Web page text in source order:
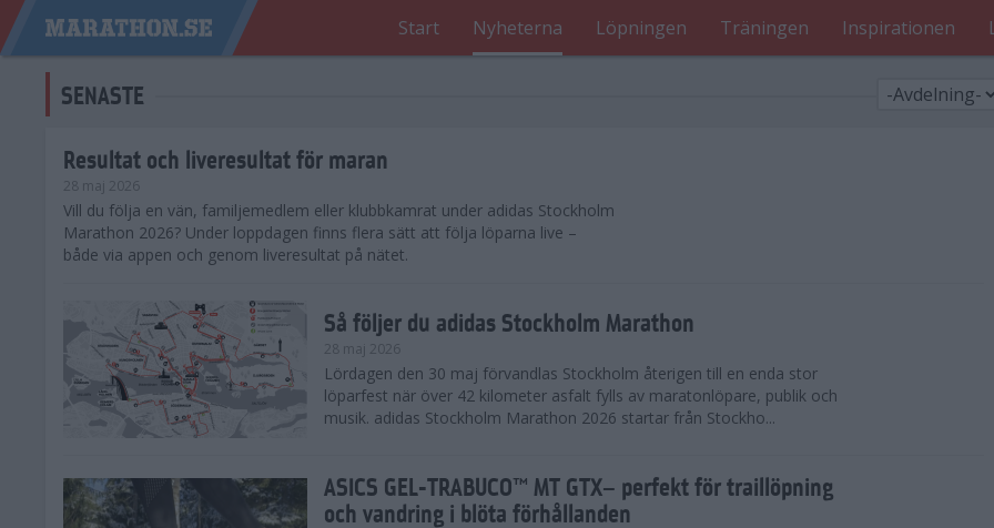
Start Nyheterna Löpningen Träningen Inspirationen
SENASTE
Resultat och liveresultat för maran
28 maj 2026
​Vill du följa en vän, familjemedlem eller klubbkamrat under adidas Stockholm
Marathon 2026? Under loppdagen finns flera sätt att följa löparna live –
både via appen och genom liveresultat på nätet.
Så följer du adidas Stockholm Marathon
28 maj 2026
Lördagen den 30 maj förvandlas Stockholm återigen till en enda stor
löparfest när över 42 kilometer asfalt fylls av maratonlöpare, publik och
musik. adidas Stockholm Marathon 2026 startar från Stockho...
ASICS GEL-TRABUCO™ MT GTX– perfekt för traillöpning
och vandring i blöta förhållanden